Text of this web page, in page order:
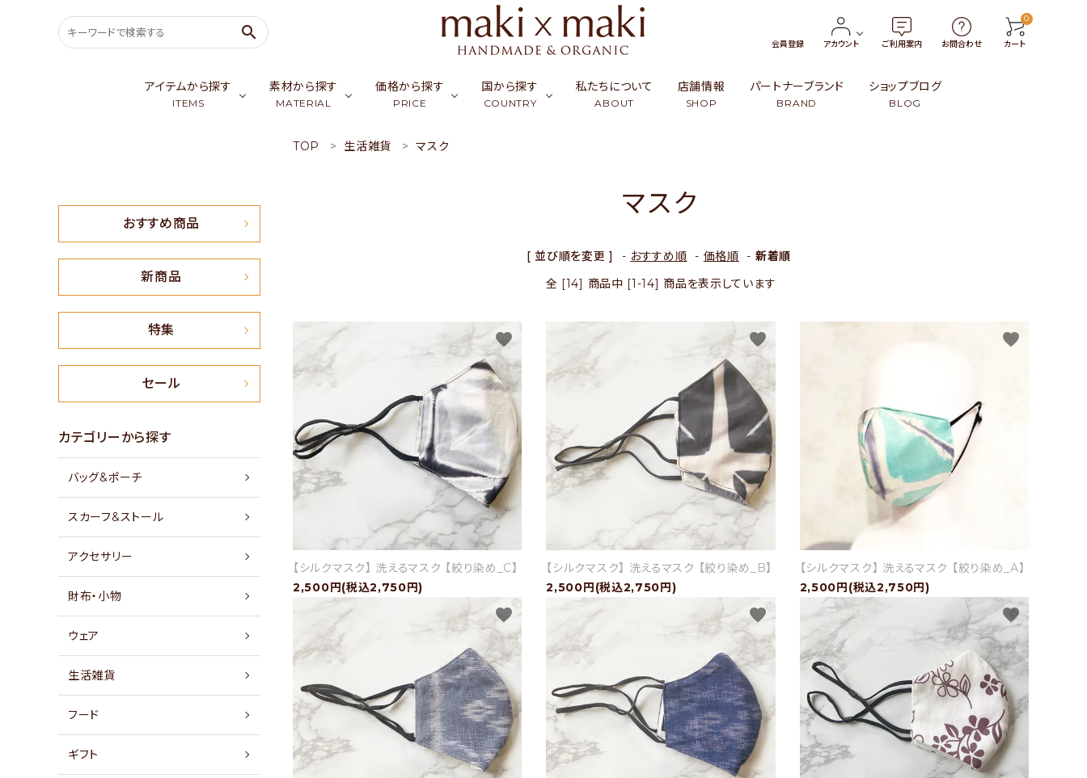
search
会員登録 アカウント ご利用案内 お問合わせ
0
カート
アイテムから探す
ITEMS
ウェア
素材から探す
MATERIAL
アップサイクル
価格から探す
PRICE
￥10,000〜￥14,999
国から探す
COUNTRY
バングラデシュ
その他
私たちについて
ABOUT
店舗情報
SHOP
パートナーブランド
BRAND
ショップブログ
BLOG
person 新規会員登録
おすすめ商品
新商品
特集
価格から探す
国から探す
私たちについて
おすすめ商品
新商品
特集
セール
カテゴリーから探す
バッグ&ポーチ
スカーフ&ストール
アクセサリー
財布・小物
ウェア
生活雑貨
フード
ギフト
TOP 生活雑貨 マスク
マスク
[ 並び順を変更 ] - おすすめ順 - 価格順 - 新着順
全 [14] 商品中 [1-14] 商品を表示しています
【シルクマスク】 洗えるマスク 【絞り染め_C】
2,500円(税込2,750円)
favorite
【シルクマスク】 洗えるマスク 【絞り染め_B】
2,500円(税込2,750円)
favorite
【シルクマスク】 洗えるマスク 【絞り染め_A】
2,500円(税込2,750円)
favorite
favorite favorite favorite